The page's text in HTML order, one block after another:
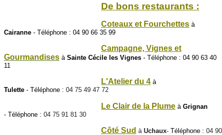
De bons restaurants :
Coteaux et Fourchettes à
Cairanne - Téléphone : 04 90 66 35 99
Campagne, Vignes et
Gourmandises à Sainte Cécile les Vignes - Téléphone : 04 90 63 40
11
L'Atelier du 4 à
Tulette - Téléphone : 04 75 49 47 72
Le Clair de la Plume à Grignan
- Téléphone : 04 75 91 81 30
Côté Sud à Uchaux- Téléphone : 04